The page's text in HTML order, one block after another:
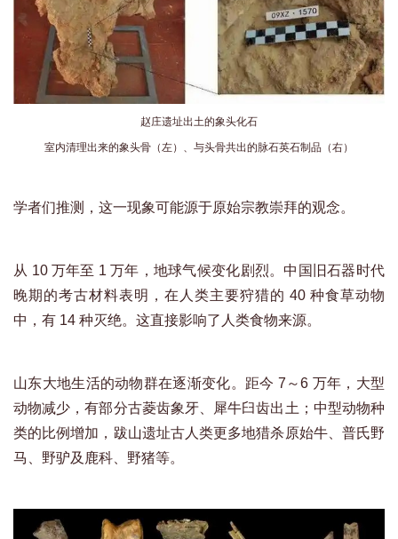
赵庄遗址出土的象头化石
室内清理出来的象头骨（左）、与头骨共出的脉石英石制品（右）
学者们推测，这一现象可能源于原始宗教崇拜的观念。
从 10 万年至 1 万年，地球气候变化剧烈。中国旧石器时代
晚期的考古材料表明，在人类主要狩猎的 40 种食草动物
中，有 14 种灭绝。这直接影响了人类食物来源。
山东大地生活的动物群在逐渐变化。距今 7～6 万年，大型
动物减少，有部分古菱齿象牙、犀牛臼齿出土；中型动物种
类的比例增加，跋山遗址古人类更多地猎杀原始牛、普氏野
马、野驴及鹿科、野猪等。